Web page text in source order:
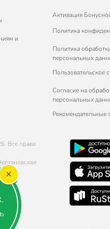
и
Активация
Политика
Политика
персональных
Пользовательское
Согласие на
персональных
Рекомендательные
Все права
77-06